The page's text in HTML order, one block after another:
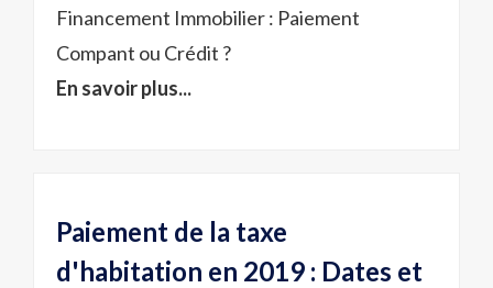
Financement Immobilier : Paiement
Compant ou Crédit ?
En savoir plus...
Paiement de la taxe
d'habitation en 2019 : Dates et